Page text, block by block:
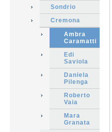
Sondrio
Cremona
Ambra
Caramatti
Edi
Saviola
Daniela
Pilenga
Roberto
Vaia
Mara
Granata